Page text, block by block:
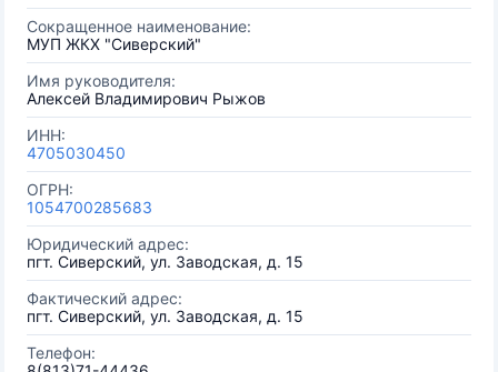
Сокращенное наименование:
МУП ЖКХ "Сиверский"
Имя руководителя:
Алексей Владимирович Рыжов
ИНН:
4705030450
ОГРН:
1054700285683
Юридический адрес:
пгт. Сиверский, ул. Заводская, д. 15
Фактический адрес:
пгт. Сиверский, ул. Заводская, д. 15
Телефон: